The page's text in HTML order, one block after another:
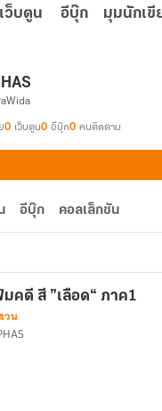
ก
เว็บตูน อีบุ๊ก มุมนักเขี
0 เว็บตูน0 อีบุ๊ก0 คนติดตาม
อีบุ๊ก คอลเล็กชัน
คดี สี ”เลือด“ ภาค1
วน